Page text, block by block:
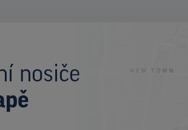
nosiče